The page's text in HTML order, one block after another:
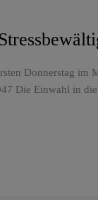
Donnerstag im
Die Einwahl in